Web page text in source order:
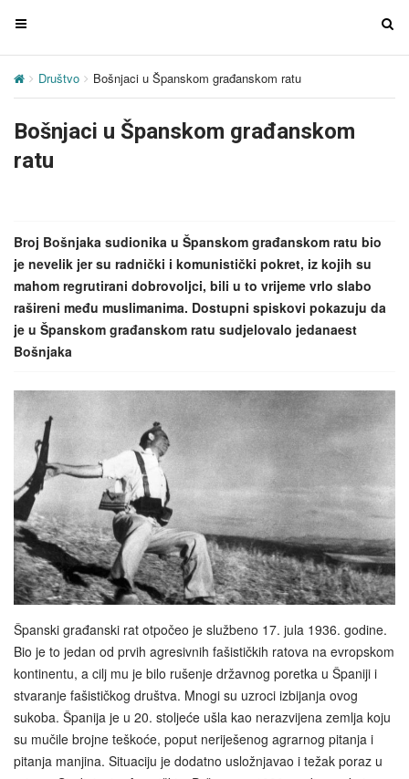
T
g
e
n
g
a
t
i
o
n
T
i
Društvo Bošnjaci u Španskom građanskom ratu
Bošnjaci u Španskom građanskom
ratu
Broj Bošnjaka sudionika u Španskom građanskom ratu bio
je nevelik jer su radnički i komunistički pokret, iz kojih su
mahom regrutirani dobrovoljci, bili u to vrijeme vrlo slabo
rašireni među muslimanima. Dostupni spiskovi pokazuju da
je u Španskom građanskom ratu sudjelovalo jedanaest
Bošnjaka
Španski građanski rat otpočeo je službeno 17. jula 1936. godine.
Bio je to jedan od prvih agresivnih fašističkih ratova na evropskom
kontinentu, a cilj mu je bilo rušenje državnog poretka u Španiji i
stvaranje fašističkog društva. Mnogi su uzroci izbijanja ovog
sukoba. Španija je u 20. stoljeće ušla kao nerazvijena zemlja koju
su mučile brojne teškoće, poput neriješenog agrarnog pitanja i
pitanja manjina. Situaciju je dodatno usložnjavao i težak poraz u